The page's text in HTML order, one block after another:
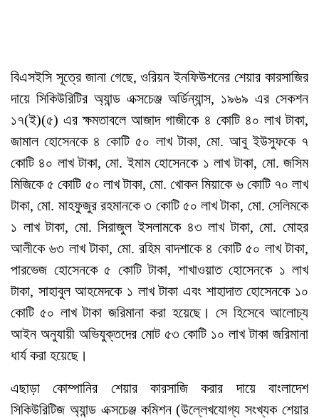
বিএসইসি সূত্রে জানা গেছে, ওরিয়ন ইনফিউশনের শেয়ার কারসাজির
দায়ে সিকিউরিটির অ্যান্ড এক্সচেঞ্জ অর্ডিন্যান্স, ১৯৬৯ এর সেকশন
১৭(ই)(৫) এর ক্ষমতাবলে আজাদ গাজীকে ৪ কোটি ৪০ লাখ টাকা,
জামাল হোসেনকে ৪ কোটি ৫০ লাখ টাকা, মো. আবু ইউসুফকে ৭
কোটি ৪০ লাখ টাকা, মো. ইমাম হোসেনকে ১ লাখ টাকা, মো. জসিম
মিজিকে ৫ কোটি ৫০ লাখ টাকা, মো. খোকন মিয়াকে ৬ কোটি ৭০ লাখ
টাকা, মো. মাহফুজুর রহমানকে ৩ কোটি ৫০ লাখ টাকা, মো. সেলিমকে
১ লাখ টাকা, মো. সিরাজুল ইসলামকে ৪৩ লাখ টাকা, মো. মোহর
আলীকে ৬৩ লাখ টাকা, মো. রহিম বাদশাকে ৪ কোটি ৫০ লাখ টাকা,
পারভেজ হোসেনকে ৫ কোটি টাকা, শাখাওয়াত হোসেনকে ১ লাখ
টাকা, সাহাবুল আহমেদকে ১ লাখ টাকা এবং শাহাদাত হোসেনকে ১০
কোটি ৫০ লাখ টাকা জরিমানা করা হয়েছে। সে হিসেবে আলোচ্য
আইন অনুযায়ী অভিযুক্তদের মোট ৫৩ কোটি ১০ লাখ টাকা জরিমানা
ধার্য করা হয়েছে।
এছাড়া কোম্পানির শেয়ার কারসাজি করার দায়ে বাংলাদেশ
সিকিউরিটিজ অ্যান্ড এক্সচেঞ্জ কমিশন (উল্লেখযোগ্য সংখ্যক শেয়ার